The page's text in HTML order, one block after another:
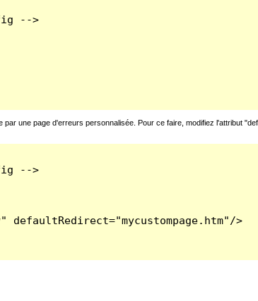
-->
une page d'erreurs personnalisée. Pour ce faire, modifiez l'attribut
-->
defaultRedirect="mycustompage.htm"/>